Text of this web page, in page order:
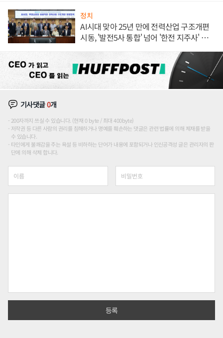
정치
AI시대 맞아 25년 만에 전력산업 구조개편
시동, '발전5사 통합' 넘어 '한전 지주사' 재편
기사댓글0개
200자까지 쓰실 수 있습니다. (현재 0 byte / 최대 400byte)
저작권 등 다른 사람의 권리를 침해하거나 명예를 훼손하는 댓글은 관련 법률에 의해 제재를 받을
수 있습니다.
타인에게 불쾌감을 주는 욕설 등 비하하는 단어가 내용에 포함되거나 인신공격성 글은 관리자의 판
단에 의해 삭제 합니다.